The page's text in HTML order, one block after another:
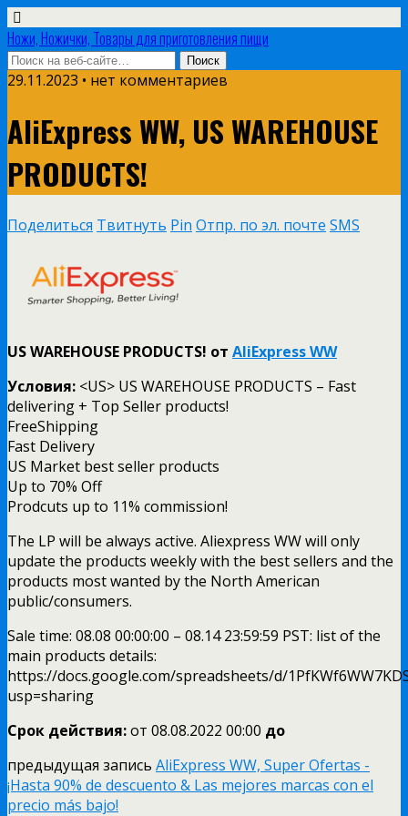
Ножи, Ножички, Товары для приготовления пищи
29.11.2023 • нет комментариев
AliExpress WW, US WAREHOUSE
PRODUCTS!
Поделиться Твитнуть Pin Отпр. по эл. почте SMS
US WAREHOUSE PRODUCTS! от AliExpress WW
Условия: <US> US WAREHOUSE PRODUCTS – Fast
delivering + Top Seller products!
FreeShipping
Fast Delivery
US Market best seller products
Up to 70% Off
Prodcuts up to 11% commission!
The LP will be always active. Aliexpress WW will only
update the products weekly with the best sellers and the
products most wanted by the North American
public/consumers.
Sale time: 08.08 00:00:00 – 08.14 23:59:59 PST: list of the
main products details:
https://docs.google.com/spreadsheets/d/
usp=sharing
Срок действия:от 08.08.2022 00:00 до
предыдущая запись AliExpress WW, Super Ofertas -
¡Hasta 90% de descuento & Las mejores marcas con el
precio más bajo!